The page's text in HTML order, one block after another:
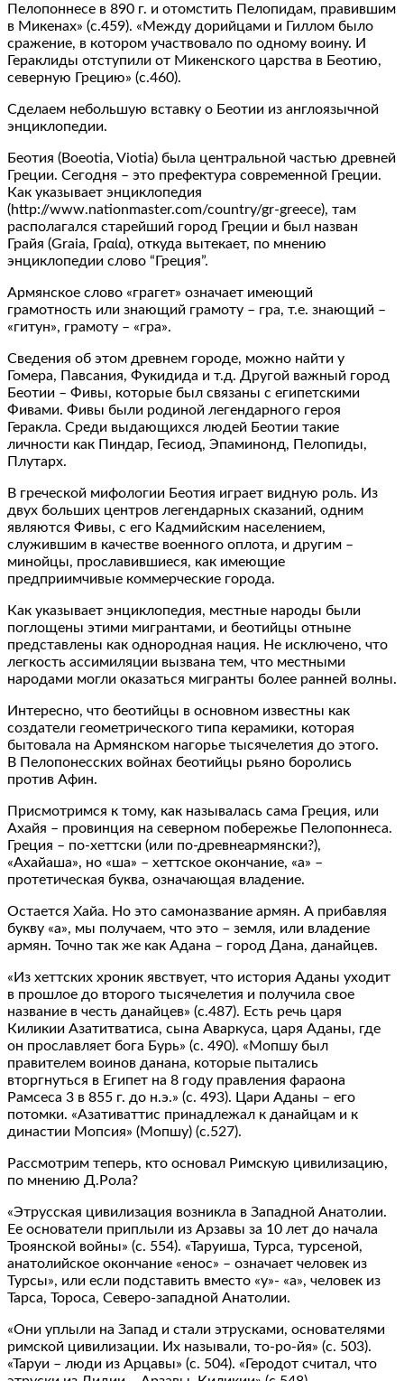
Пелопоннесе в 890 г. и отомстить Пелопидам, правившим
в Микенах» (с.459). «Между дорийцами и Гиллом было
сражение, в котором участвовало по одному воину. И
Гераклиды отступили от Микенского царства в Беотию,
северную Грецию» (с.460).
Сделаем небольшую вставку о Беотии из англоязычной
энциклопедии.
Беотия (Boeotia, Viotia) была центральной частью древней
Греции. Сегодня – это префектура современной Греции.
Как указывает энциклопедия
(http://www.nationmaster.com/country/gr-greece), там
располагался старейший город Греции и был назван
Грайя (Graia, Γραία), откуда вытекает, по мнению
энциклопедии слово “Греция”.
Армянское слово «грагет» означает имеющий
грамотность или знающий грамоту – гра, т.е. знающий –
«гитун», грамоту – «гра».
Сведения об этом древнем городе, можно найти у
Гомера, Павсания, Фукидида и т.д. Другой важный город
Беотии – Фивы, которые был связаны с египетскими
Фивами. Фивы были родиной легендарного героя
Геракла. Среди выдающихся людей Беотии такие
личности как Пиндар, Гесиод, Эпаминонд, Пелопиды,
Плутарх.
В греческой мифологии Беотия играет видную роль. Из
двух больших центров легендарных сказаний, одним
являются Фивы, с его Кадмийским населением,
служившим в качестве военного оплота, и другим –
минойцы, прославившиеся, как имеющие
предприимчивые коммерческие города.
Как указывает энциклопедия, местные народы были
поглощены этими мигрантами, и беотийцы отныне
представлены как однородная нация. Не исключено, что
легкость ассимиляции вызвана тем, что местными
народами могли оказаться мигранты более ранней волны.
Интересно, что беотийцы в основном известны как
создатели геометрического типа керамики, которая
бытовала на Армянском нагорье тысячелетия до этого.
В Пелопонесских войнах беотийцы рьяно боролись
против Афин.
Присмотримся к тому, как называлась сама Греция, или
Ахайя – провинция на северном побережье Пелопоннеса.
Греция – по-хеттски (или по-древнеармянски?),
«Ахайаша», но «ша» – хеттское окончание, «а» –
протетическая буква, означающая владение.
Остается Хайа. Но это самоназвание армян. А прибавляя
букву «а», мы получаем, что это – земля, или владение
армян. Точно так же как Адана – город Дана, данайцев.
«Из хеттских хроник явствует, что история Аданы уходит
в прошлое до второго тысячелетия и получила свое
название в честь данайцев» (с.487). Есть речь царя
Киликии Азатитватиса, сына Аваркуса, царя Аданы, где
он прославляет бога Бурь» (с. 490). «Мопшу был
правителем воинов данана, которые пытались
вторгнуться в Египет на 8 году правления фараона
Рамсеса 3 в 855 г. до н.э.» (с. 493). Цари Аданы – его
потомки. «Азативаттис принадлежал к данайцам и к
династии Мопсия» (Мопшу) (с.527).
Рассмотрим теперь, кто основал Римскую цивилизацию,
по мнению Д.Рола?
«Этрусская цивилизация возникла в Западной Анатолии.
Ее основатели приплыли из Арзавы за 10 лет до начала
Троянской войны» (с. 554). «Таруиша, Турса, турсеной,
анатолийское окончание «енос» – означает человек из
Турсы», или если подставить вместо «у»- «а», человек из
Тарса, Тороса, Северо-западной Анатолии.
«Они уплыли на Запад и стали этрусками, основателями
римской цивилизации. Их называли, то-ро-йя» (с. 503).
«Таруи – люди из Арцавы» (с. 504). «Геродот считал, что